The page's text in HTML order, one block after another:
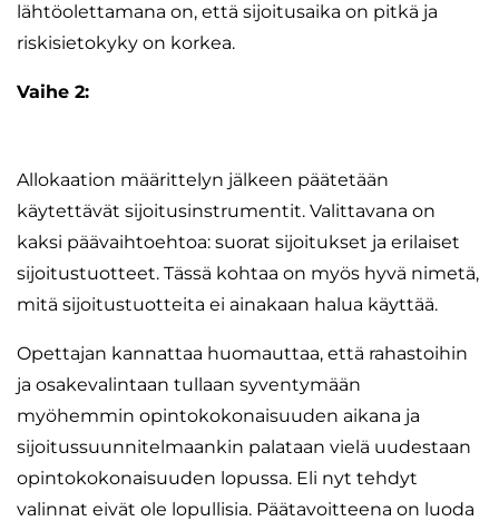
lähtöolettamana on, että sijoitusaika on pitkä ja
riskisietokyky on korkea.
Vaihe 2:
Allokaation määrittelyn jälkeen päätetään
käytettävät sijoitusinstrumentit. Valittavana on
kaksi päävaihtoehtoa: suorat sijoitukset ja erilaiset
sijoitustuotteet. Tässä kohtaa on myös hyvä nimetä,
mitä sijoitustuotteita ei ainakaan halua käyttää.
Opettajan kannattaa huomauttaa, että rahastoihin
ja osakevalintaan tullaan syventymään
myöhemmin opintokokonaisuuden aikana ja
sijoitussuunnitelmaankin palataan vielä uudestaan
opintokokonaisuuden lopussa. Eli nyt tehdyt
valinnat eivät ole lopullisia. Päätavoitteena on luoda